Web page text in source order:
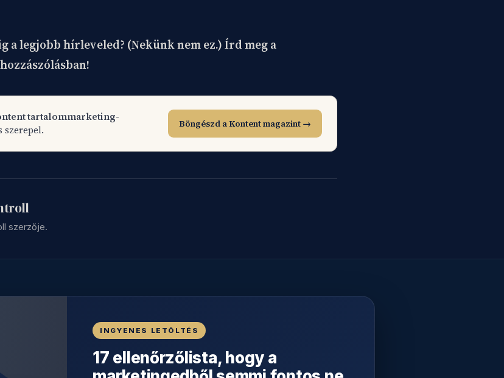
a legjobb hírleveled? (Nekünk nem ez.) Írd meg a
tartalommarketing-
szerepel. Böngészd a Kontent magazint →
szerzője.
INGYENES LETÖLTÉS
17 ellenőrzőlista, hogy a